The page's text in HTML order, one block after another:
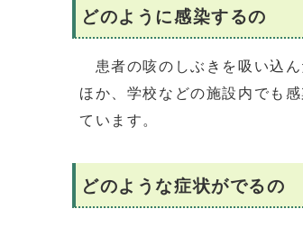
どのように感染するの
患者の咳のしぶきを吸い込ん
ほか、学校などの施設内でも
ています。
どのような症状がでるの